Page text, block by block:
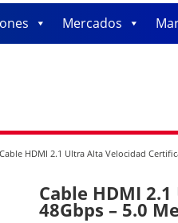
Mercados
HDMI 2.1 Ultra Alta Velocidad
Cable HDMI
48Gbps – 5.0